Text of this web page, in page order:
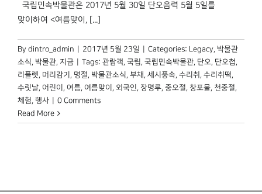
국립민속박물관은 2017년 5월 30일 단오음력 5월 5일를
맞이하여 <여름맞이, [...]
By dintro_admin 2017년 5월 23일 Categories: Legacy, 박물관
소식, 박물관, 지금 Tags: 관람객, 국립, 국립민속박물관, 단오, 단오첩,
리플렛, 머리감기 , 명절, 박물관소식, 부채 , 세시풍속, 수리취 , 수리취떡,
수릿날, 어린이 , 여름, 여름맞이 , 외국인, 장명루, 중오절, 창포물, 천중절,
체험, 행사
0 Comments
Read More